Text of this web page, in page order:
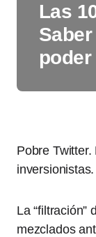
Las
poder
Pobre
inversionistas.
La “filtración”
mezclados